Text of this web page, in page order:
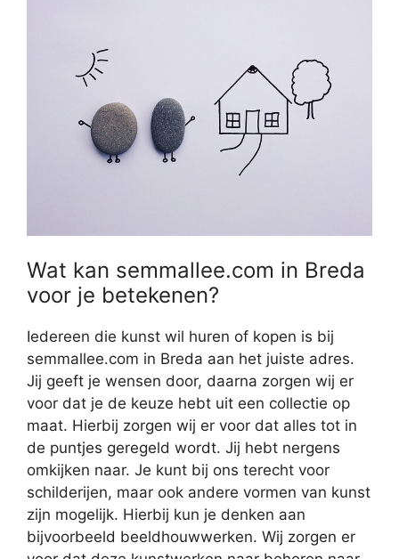
Wat kan semmallee.com in Breda
voor je betekenen?
Iedereen die kunst wil huren of kopen is bij
semmallee.com in Breda aan het juiste adres.
Jij geeft je wensen door, daarna zorgen wij er
voor dat je de keuze hebt uit een collectie op
maat. Hierbij zorgen wij er voor dat alles tot in
de puntjes geregeld wordt. Jij hebt nergens
omkijken naar. Je kunt bij ons terecht voor
schilderijen, maar ook andere vormen van kunst
zijn mogelijk. Hierbij kun je denken aan
bijvoorbeeld beeldhouwwerken. Wij zorgen er